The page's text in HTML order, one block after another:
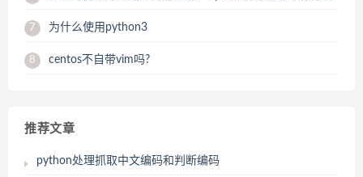
7 为什么使用python3
8 centos不自带vim吗?
推荐文章
python处理抓取中文编码和判断编码